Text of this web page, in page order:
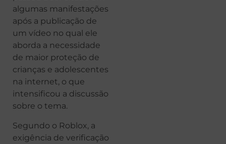
algumas manifestações
após a publicação de
um vídeo no qual ele
aborda a necessidade
de maior proteção de
crianças e adolescentes
na internet, o que
intensificou a discussão
sobre o tema.
Segundo o Roblox, a
exigência de verificação